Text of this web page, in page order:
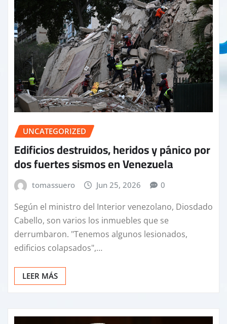
UNCATEGORIZED
Edificios destruidos, heridos y pánico por
dos fuertes sismos en Venezuela
tomassuero Jun 25, 2026 0
Según el ministro del Interior venezolano, Diosdado
Cabello, son varios los inmuebles que se
derrumbaron. "Tenemos algunos lesionados,
edificios colapsados",…
LEER MÁS